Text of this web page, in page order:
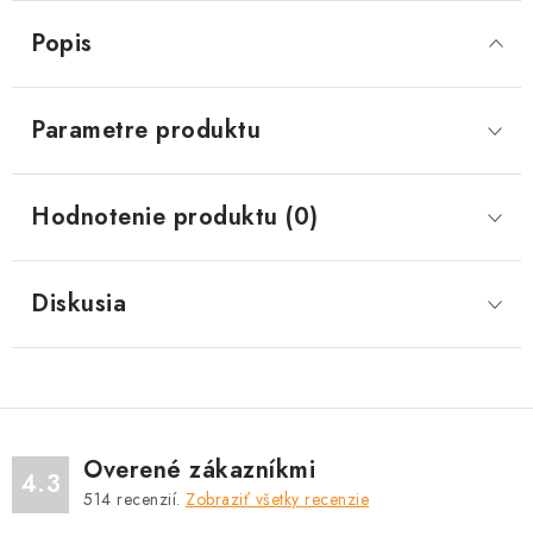
Popis
Parametre produktu
Hodnotenie produktu (0)
Diskusia
4.3 Overené zákazníkmi
514 recenzií. Zobraziť všetky recenzie